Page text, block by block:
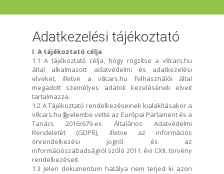
Adatkezelési tájékoztató
I. A tájékoztató célja
1.1 A tájékoztató célja, hogy rögzítse a v8cars.hu
által alkalmazott adatvédelmi és adatkezelési
elveket, illetve a v8cars.hu felhasználói által
megadott személyes adatok kezelésének elveit
tartalmazza.
1.2 A Tájékoztató rendelkezéseinek kialakításakor a
v8cars.hu figyelembe vette az Európai Parlament és a
Tanács 2016/679-es Általános Adatvédelmi
Rendeletét (GDPR), illetve az információs
önrendelkezési jogról és az
információszabadságról szóló 2011. évi CXII. törvény
rendelkezéseit.
1.3 Jelen dokumentum hatálya nem terjed ki azon